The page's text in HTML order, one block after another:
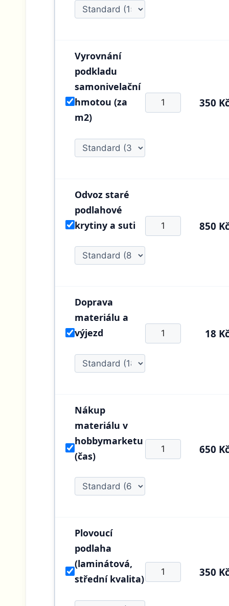
Vyrovnání
podkladu
samonivelační
hmotou (za
m2)
350
Odvoz staré
podlahové
krytiny a suti
850
Doprava
materiálu a
výjezd
18
Nákup
materiálu v
hobbymarketu
(čas)
650
Plovoucí
podlaha
(laminátová,
střední kvalita)
350